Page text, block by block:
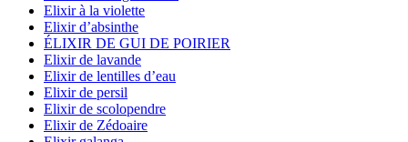
Elixir à la violette
Elixir d’absinthe
ÉLIXIR DE GUI DE POIRIER
Elixir de lavande
Elixir de lentilles d’eau
Elixir de persil
Elixir de scolopendre
Elixir de Zédoaire